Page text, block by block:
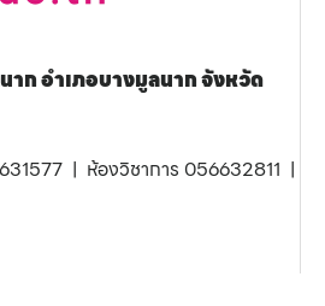
าก อำเภอบางมูลนาก จังหวัด
| ห้องวิชาการ 056632811 |